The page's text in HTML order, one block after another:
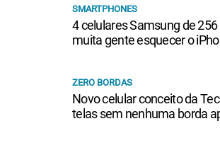
SMARTPHONES
4 celulares Samsung de
muita gente esquecer o
ZERO BORDAS
Novo celular conceito da
telas sem nenhuma borda